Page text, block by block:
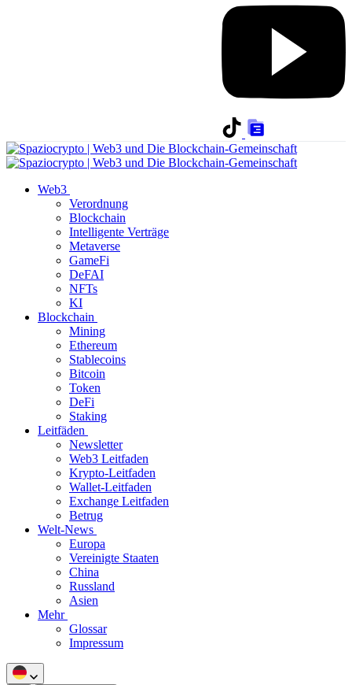
Web3
Verordnung
Blockchain
Intelligente Verträge
Metaverse
GameFi
DeFAI
NFTs
KI
Blockchain
Mining
Ethereum
Stablecoins
Bitcoin
Token
DeFi
Staking
Leitfäden
Newsletter
Web3 Leitfaden
Krypto-Leitfaden
Wallet-Leitfaden
Exchange Leitfaden
Betrug
Welt-News
Europa
Vereinigte Staaten
China
Russland
Asien
Mehr
Glossar
Impressum